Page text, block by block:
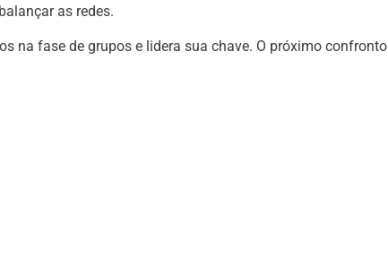
as redes.
na fase de grupos e lidera sua chave. O próximo confronto